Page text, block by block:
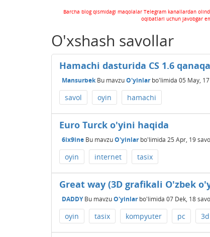
Barcha blog qismidagi maqolalar Telegram kanallardan
oqibatlari uchun javobgar
O'xshash savollar
Hamachi dasturida CS 1.6
Mansurbek Bu mavzuO'yinlarbo'limida 05 May, 17
savol oyin hamachi
Euro Turck o'yini haqida
6ix9ine Bu mavzuO'yinlarbo'limida 25 Apr, 19
oyin internet tasix
Great way (3D grafikali O'zbek
DADDY Bu mavzuO'yinlarbo'limida 07 Dek, 18
oyin tasix kompyuter pc 3d